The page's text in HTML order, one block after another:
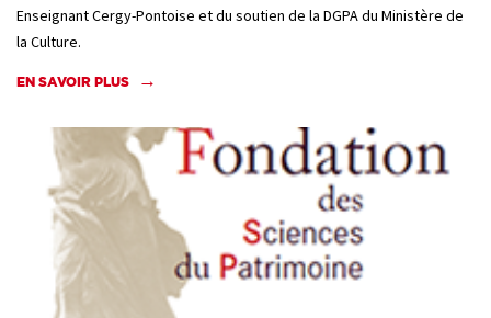
Enseignant Cergy-Pontoise et du soutien de la DGPA du Ministère de
la Culture.
EN SAVOIR PLUS